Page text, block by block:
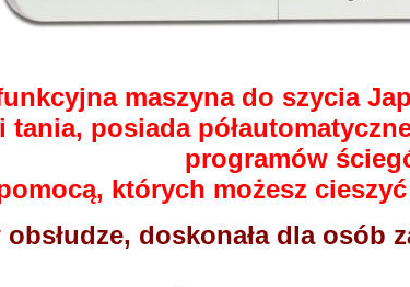
maszyna do szycia
tania, posiada
programów
których możesz
doskonała dla osób